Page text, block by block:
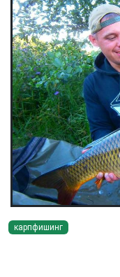
карпфишинг